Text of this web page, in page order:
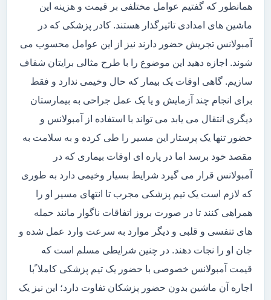
همانطور که گفتیم عوامل مختلفی بر قیمت و هزینه این
ماشین های امدادی تاثیرگذار هستند. کادر پزشکی که در
آمبولانس تجریش حضور دارند نیز از این عوامل محسوب می
شوند. اجازه دهید این موضوع را با طرح مثالی برایتان شفاف
سازیم. گاهی اوقات یک بیمار که حال وخیمی ندارد و فقط
برای انجام چند آزمایش و یا یک عمل جراحی به بیمارستان
دیگری انتقال می یابد می تواند با استفاده از آمبولانس و
حضور تنها یک پرستار این مسیر را طی کرده و به سلامت به
مقصد خود برسد اما در پاره ای اوقات بیماری که در
آمبولانس قرار می گیرد شرایط بسیار وخیمی دارد به طوری
که لازم است یک تیم پزشکی مجرب تا انتهای مسیر او را
همراهی کنند تا در صورت بروز اتفاقات ناگوار مانند حمله
های تنفسی و قلبی و دیگر موارد به سرعت وارد عمل شده و
جان او را نجات دهند. در چنین شرایطی مسلم است که
قیمت آمبولانس خصوصی با حضور یک تیم پزشکی کاملا ًبا
اجاره آن ماشین بدون حضور پزشکان تفاوت دارد؛ این نیز یک